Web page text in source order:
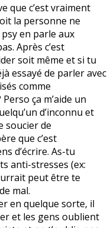
que c’est vraiment
la personne ne
en parle aux
Après c’est
soit même et si tu
essayé de parler avec
comme
ça m’aide un
d’inconnu et
soucier de
que c’est
d’écrire. As-tu
anti-stresses (ex:
peut être te
mal.
en quelque sorte, il
et les gens oublient